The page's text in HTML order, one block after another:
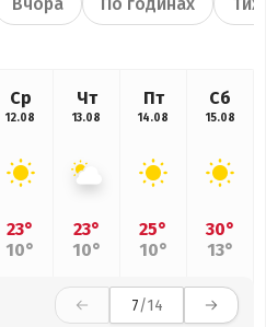
Ср
12.08
23°
10°
Чт
13.08
23°
10°
Пт
14.08
25°
10°
Сб
15.08
30°
13°
7/14